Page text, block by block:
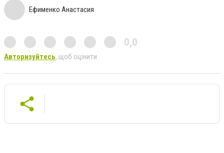
Ефименко Анастасия
0,0
Авторизуйтесь, щоб оцінити